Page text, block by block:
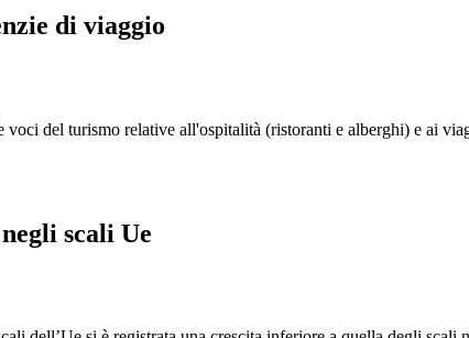
di viaggio
del turismo relative all'ospitalità (ristoranti e alberghi) e ai
scali Ue